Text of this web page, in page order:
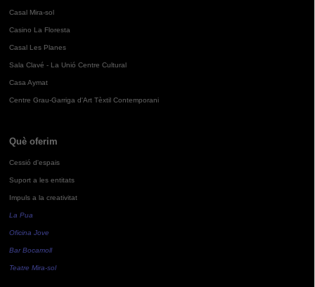
Casal Mira-sol
Casino La Floresta
Casal Les Planes
Sala Clavé - La Unió Centre Cultural
Casa Aymat
Centre Grau-Garriga d'Art Tèxtil Contemporani
Què oferim
Cessió d'espais
Suport a les entitats
Impuls a la creativitat
La Pua
Oficina Jove
Bar Bocamoll
Teatre Mira-sol